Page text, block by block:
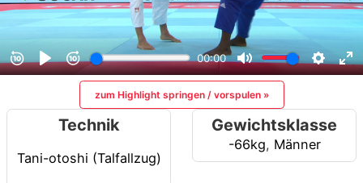
zum Highlight springen / vorspulen »
Technik
Tani-otoshi (Talfallzug)
Gewichtsklasse
-66kg, Männer